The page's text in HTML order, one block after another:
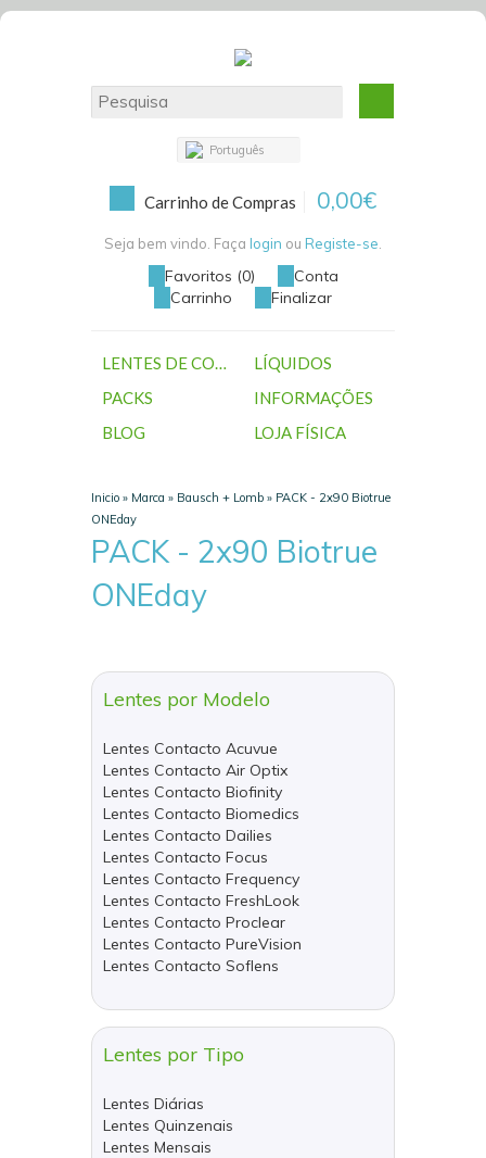
Português
Carrinho de Compras 0,00€
Seja bem vindo. Faça login ou Registe-se
Favoritos (0)
Conta
Carrinho
Finalizar
LENTES DE CONTACTO
LÍQUIDOS
PACKS
INFORMAÇÕES
BLOG
LOJA FÍSICA
Inicio » Marca » Bausch + Lomb » PACK - 2x90 Biotrue
ONEday
PACK - 2x90 Biotrue
ONEday
Lentes por Modelo
Lentes Contacto Acuvue
Lentes Contacto Air Optix
Lentes Contacto Biofinity
Lentes Contacto Biomedics
Lentes Contacto Dailies
Lentes Contacto Focus
Lentes Contacto Frequency
Lentes Contacto FreshLook
Lentes Contacto Proclear
Lentes Contacto PureVision
Lentes Contacto Soflens
Lentes por Tipo
Lentes Diárias
Lentes Quinzenais
Lentes Mensais